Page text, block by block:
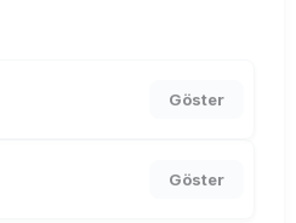
Göster
Göster